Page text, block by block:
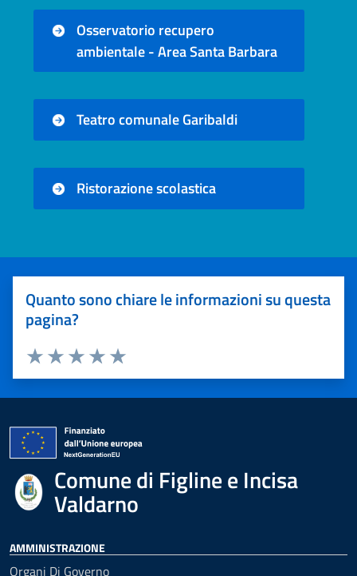
Osservatorio recupero
ambientale - Area Santa Barbara
Teatro comunale Garibaldi
Ristorazione scolastica
Quanto sono chiare le informazioni su questa
pagina?
Valuta 5 stelle su 5
Valuta 4 stelle su 5
Valuta 3 stelle su 5
Valuta 2 stelle su 5
Valuta 1 stelle su 5
Comune di Figline e Incisa
Valdarno
AMMINISTRAZIONE
Organi Di Governo